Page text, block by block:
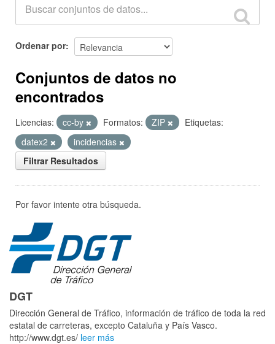
Ordenar por
Conjuntos de datos no
encontrados
Licencias: cc-by Formatos: ZIP
Etiquetas:
datex2
incidencias
Filtrar Resultados
Por favor intente otra búsqueda.
DGT
Dirección General de Tráfico, información de tráfico de toda la red
estatal de carreteras, excepto Cataluña y País Vasco.
http://www.dgt.es/ leer más